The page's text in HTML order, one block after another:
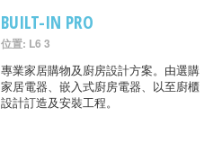
BUILT-IN PRO
位置: L6 3
專業家居購物及廚房設計方案。由選購
家居電器、嵌入式廚房電器、以至廚櫃
設計訂造及安裝工程。